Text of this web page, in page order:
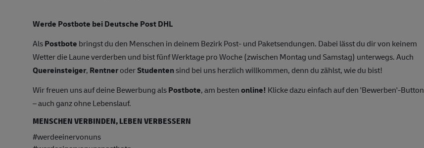
Werde Postbote bei Deutsche Post DHL
AlsPostbote bringst du den Menschen in deinem Bezirk Post- und Paketsendungen. Dabei lässt du dir von keinem
Wetter die Laune verderben und bist fünf Werktage pro Woche (zwischen Montag und Samstag) unterwegs. Auch
Quereinsteiger, RentneroderStudentensind bei uns herzlich willkommen, denn du zählst, wie du bist!
Wir freuen uns auf deine Bewerbung alsPostbote, am bestenonline! Klicke dazu einfach auf den 'Bewerben'-Button
– auch ganz ohne Lebenslauf.
MENSCHEN VERBINDEN, LEBEN VERBESSERN
#werdeeinervonuns